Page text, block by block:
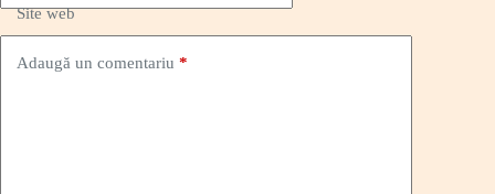
Site web
Adaugă un comentariu *